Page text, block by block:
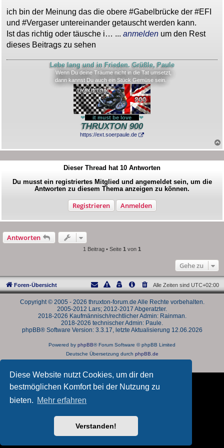
Diese Website nutzt Cookies, um dir den
bestmöglichen Komfort bei der Nutzung zu
bieten. Mehr erfahren
Verstanden!
g
ich bin der Meinung das die obere #Gabelbrücke der #EFI
und #Vergaser untereinander getauscht werden kann.
Ist das richtig oder täusche i… ... anmelden um den Rest
dieses Beitrags zu sehen
Lebe lang und in Frieden. Grüßle, Paule
Wenn Du deine Träume nicht in die Tat umsetzt,
dann kannst Du auch ein Stück Gemüse sein.
❤ it must be love ❤
THRUXTON 900
https://ext.soerpaule.de
Dieser Thread hat 10 Antworten
Du musst ein registriertes Mitglied und angemeldet sein, um die
Antworten zu diesem Thema anzeigen zu können.
Registrieren Anmelden
Antworten
1 Beitrag • Seite 1 von 1
Gehe zu
Foren-Übersicht Alle Zeiten sind UTC+02:00
Copyright © 2005 - 2026 thruxton-forum.de Alle Rechte vorbehalten.
2005-2012 Lars; 2012-2017 Abgeratzter.
2018-2026 Kaufmännisch/rechtlicher Admin: Rainman.
2018-2026 technischer Admin: Paule.
phpBB® Software Version: 3.3.17, letzte Aktualisierung 12.06.2026
Powered by phpBB® Forum Software © phpBB Limited
Deutsche Übersetzung durch phpBB.de